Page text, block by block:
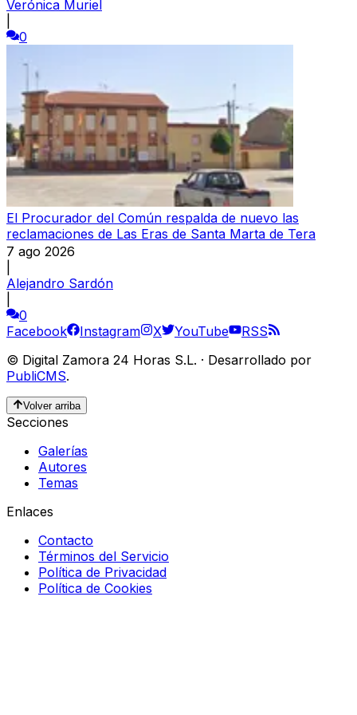
Verónica Muriel
0
El Procurador del Común respalda de nuevo las
reclamaciones de Las Eras de Santa Marta de Tera
7 ago 2026
Alejandro Sardón
0
Facebook
Instagram X YouTube
RSS
© Digital Zamora 24 Horas S.L. · Desarrollado por
PubliCMS.
Volver arriba
Secciones
Galerías
Autores
Temas
Enlaces
Contacto
Términos del Servicio
Política de Privacidad
Política de Cookies